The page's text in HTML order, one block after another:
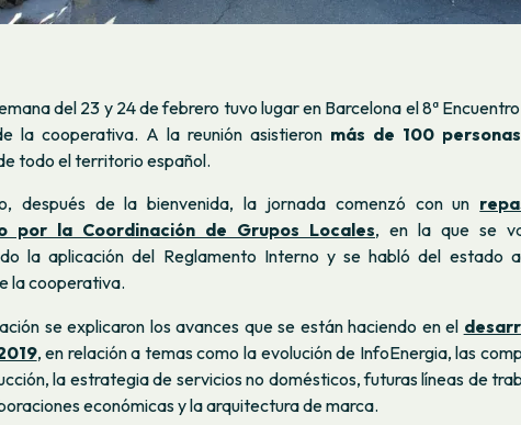
del 23 y 24 de febrero tuvo lugar en Barcelona el 8ª
la cooperativa. A la reunión asistieron más de 100
todo el territorio español.
después de la bienvenida, la jornada comenzó con un
por la Coordinación de Grupos Locales, en la que se
la aplicación del Reglamento Interno y se habló del estado
la cooperativa.
se explicaron los avances que se están haciendo en el
, en relación a temas como la evolución de InfoEnergia, las
la estrategia de servicios no domésticos, futuras líneas de
económicas y la arquitectura de marca.